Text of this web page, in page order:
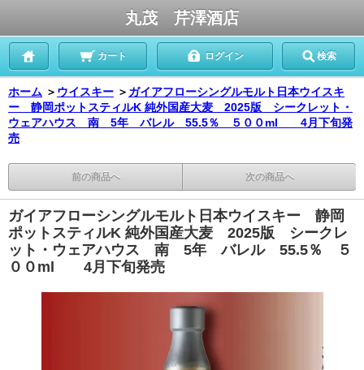
丸茂 芹澤酒店
カート ログイン 検索
ホーム ＞ ウイスキー ＞ ガイアフローシングルモルト日本ウイスキ
ー 静岡ポットスティルK 純外国産大麦 2025版 シークレット・
ウェアハウス 南 5年 バレル 55.5％ ５００ml 4月下旬発
売
前の商品へ 次の商品へ
ガイアフローシングルモルト日本ウイスキー 静岡
ポットスティルK 純外国産大麦 2025版 シークレ
ット・ウェアハウス 南 5年 バレル 55.5％ ５
００ml 4月下旬発売